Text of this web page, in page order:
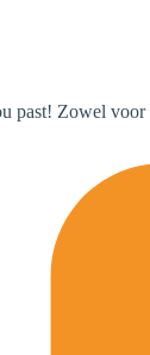
past! Zowel